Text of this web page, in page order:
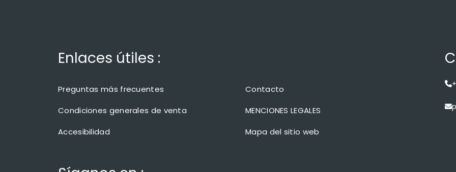
Enlaces útiles :
Preguntas más frecuentes
Contacto
Condiciones generales de venta
MENCIONES LEGALES
Accesibilidad
Mapa del sitio web